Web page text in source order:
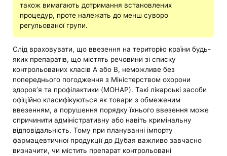
також вимагають дотримання встановлених
процедур, проте належать до менш суворо
регульованої групи.
Слід враховувати, що ввезення на територію країни будь-
яких препаратів, що містять речовини зі списку
контрольованих класів A або B, неможливе без
попереднього погодження з Міністерством охорони
здоров’я та профілактики (MOHAP). Такі лікарські засоби
офіційно класифікуються як товари з обмеженим
ввезенням, а порушення порядку їхнього ввезення може
спричинити адміністративну або навіть кримінальну
відповідальність. Тому при плануванні імпорту
фармацевтичної продукції до Дубая важливо завчасно
визначити, чи містить препарат контрольовані